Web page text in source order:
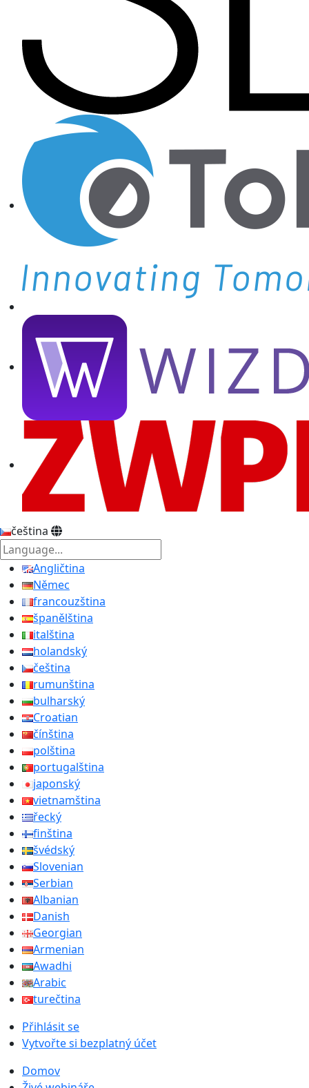
čeština
Angličtina
Němec
francouzština
španělština
italština
holandský
čeština
rumunština
bulharský
Croatian
čínština
polština
portugalština
japonský
vietnamština
řecký
finština
švédský
Slovenian
Serbian
Albanian
Danish
Georgian
Armenian
Awadhi
Arabic
turečtina
Přihlásit se
Vytvořte si bezplatný účet
Domov